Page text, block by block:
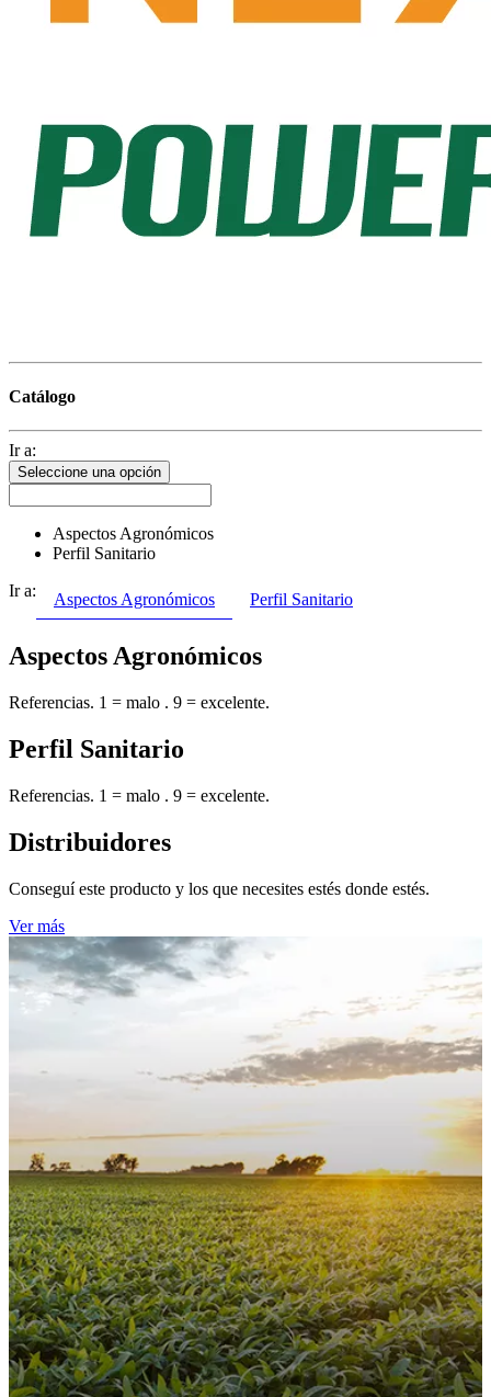
Catálogo
Ir a:
Seleccione una opción
Aspectos Agronómicos
Perfil Sanitario
Ir a:
Aspectos Agronómicos Perfil Sanitario
Aspectos Agronómicos
Referencias. 1 = malo . 9 = excelente.
Perfil Sanitario
Referencias. 1 = malo . 9 = excelente.
Distribuidores
Conseguí este producto y los que necesites estés donde estés.
Ver más